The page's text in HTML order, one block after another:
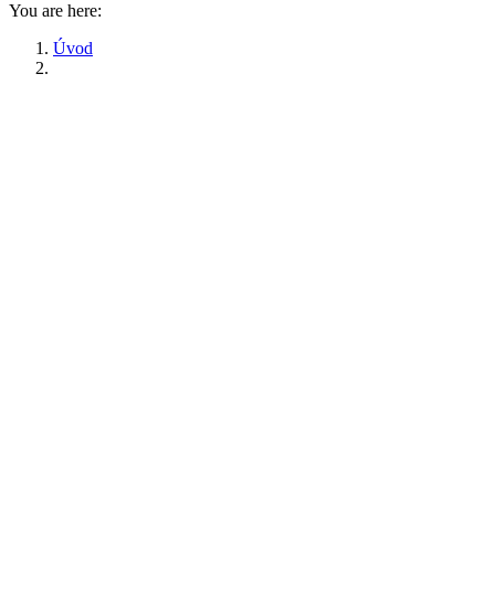
You are here:
Úvod